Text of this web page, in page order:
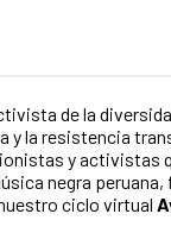
de la
y la resistencia
y activistas
negra
ciclo virtual